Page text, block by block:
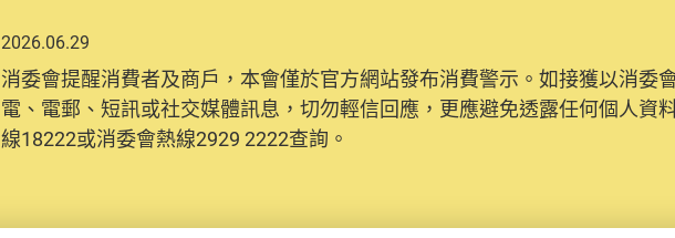
2026.06.29
消委會提醒消費者及商戶，本會僅於官方網站發布消費警示。如接獲以消委
電、電郵、短訊或社交媒體訊息，切勿輕信回應，更應避免透露任何個人資
線18222或消委會熱線2929 2222查詢。